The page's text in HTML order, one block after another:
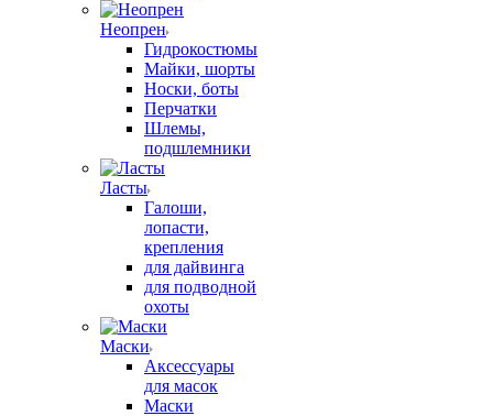
Неопрен
Гидрокостюмы
Майки, шорты
Носки, боты
Перчатки
Шлемы,
подшлемники
Ласты
Галоши,
лопасти,
крепления
для дайвинга
для подводной
охоты
Маски
Аксессуары
для масок
Маски